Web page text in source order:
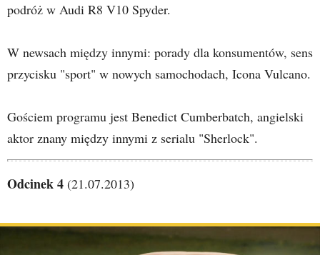
podróż w Audi R8 V10 Spyder.
W newsach między innymi: porady dla konsumentów, sens
przycisku "sport" w nowych samochodach, Icona Vulcano.
Gościem programu jest Benedict Cumberbatch, angielski
aktor znany między innymi z serialu "Sherlock".
Odcinek 4 (21.07.2013)